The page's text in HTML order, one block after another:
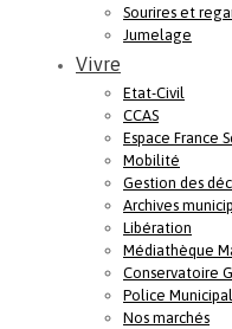
Sourires et
Jumelage
Vivre
Etat-Civil
CCAS
Espace France
Mobilité
Gestion des
Archives
Libération
Médiathèque
Conservatoire
Police
Nos marchés